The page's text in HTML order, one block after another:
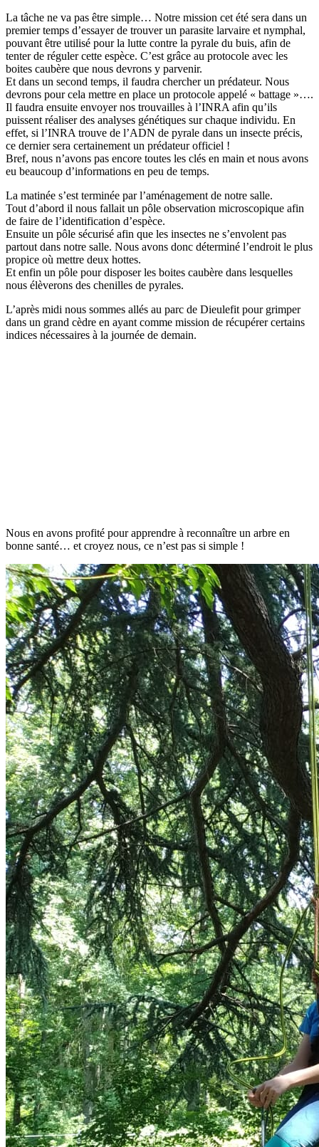
La tâche ne va pas être simple… Notre mission cet été sera dans un
premier temps d’essayer de trouver un parasite larvaire et nymphal,
pouvant être utilisé pour la lutte contre la pyrale du buis, afin de
tenter de réguler cette espèce. C’est grâce au protocole avec les
boites caubère que nous devrons y parvenir.
Et dans un second temps, il faudra chercher un prédateur. Nous
devrons pour cela mettre en place un protocole appelé « battage »….
Il faudra ensuite envoyer nos trouvailles à l’INRA afin qu’ils
puissent réaliser des analyses génétiques sur chaque individu. En
effet, si l’INRA trouve de l’ADN de pyrale dans un insecte précis,
ce dernier sera certainement un prédateur officiel !
Bref, nous n’avons pas encore toutes les clés en main et nous avons
eu beaucoup d’informations en peu de temps.
La matinée s’est terminée par l’aménagement de notre salle.
Tout d’abord il nous fallait un pôle observation microscopique afin
de faire de l’identification d’espèce.
Ensuite un pôle sécurisé afin que les insectes ne s’envolent pas
partout dans notre salle. Nous avons donc déterminé l’endroit le plus
propice où mettre deux hottes.
Et enfin un pôle pour disposer les boites caubère dans lesquelles
nous élèverons des chenilles de pyrales.
L’après midi nous sommes allés au parc de Dieulefit pour grimper
dans un grand cèdre en ayant comme mission de récupérer certains
indices nécessaires à la journée de demain.
Nous en avons profité pour apprendre à reconnaître un arbre en
bonne santé… et croyez nous, ce n’est pas si simple !